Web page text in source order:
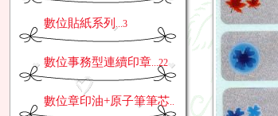
數位貼紙系列 ...3
數位事務型連續印章...22
數位章印油+原子筆筆芯...3